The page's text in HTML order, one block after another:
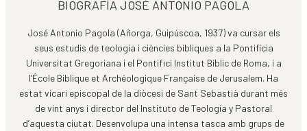
BIOGRAFÍA JOSÉ ANTONIO PAGOLA
José Antonio Pagola (Añorga, Guipúscoa, 1937) va cursar els
seus estudis de teologia i ciències bíbliques a la Pontifícia
Universitat Gregoriana i el Pontifici Institut Bíblic de Roma, i a
l’École Biblique et Archéologique Française de Jerusalem. Ha
estat vicari episcopal de la diòcesi de Sant Sebastià durant més
de vint anys i director del Instituto de Teología y Pastoral
d’aquesta ciutat. Desenvolupa una intensa tasca amb grups de